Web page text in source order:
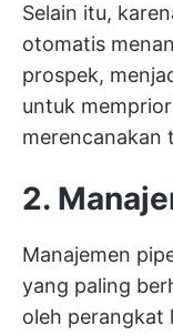
Selain itu,
otomatis
prospek,
untuk
merencanakan
2.
Manajemen
yang paling
oleh perangkat